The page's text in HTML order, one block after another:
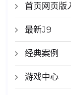
首页网页版
最新J9
经典案例
游戏中心